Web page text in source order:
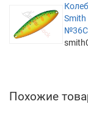
Smith
Похожие